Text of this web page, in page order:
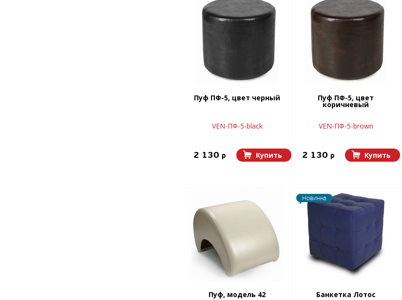
Пуф ПФ-5, цвет черный
VEN-ПФ-5-black
2 130 p Купить
Пуф ПФ-5, цвет
коричневый
VEN-ПФ-5-brown
2 130 p Купить
Пуф, модель 42
Новинка
Банкетка Лотос